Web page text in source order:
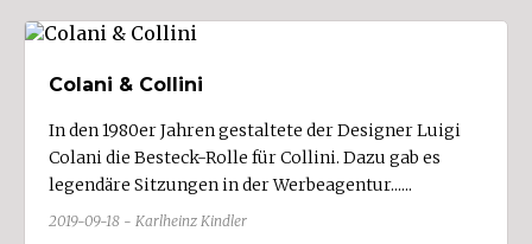
Colani & Collini
In den 1980er Jahren gestaltete der Designer Luigi
Colani die Besteck-Rolle für Collini. Dazu gab es
legendäre Sitzungen in der Werbeagentur......
2019-09-18 - Karlheinz Kindler